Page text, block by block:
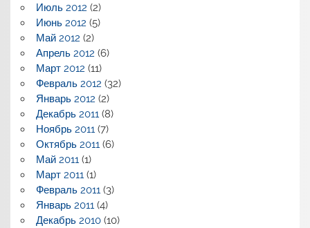
Июль 2012 (2)
Июнь 2012 (5)
Май 2012 (2)
Апрель 2012 (6)
Март 2012 (11)
Февраль 2012 (32)
Январь 2012 (2)
Декабрь 2011(8)
Ноябрь 2011(7)
Октябрь 2011(6)
Май 2011(1)
Март 2011(1)
Февраль 2011(3)
Январь 2011(4)
Декабрь 2010(10)